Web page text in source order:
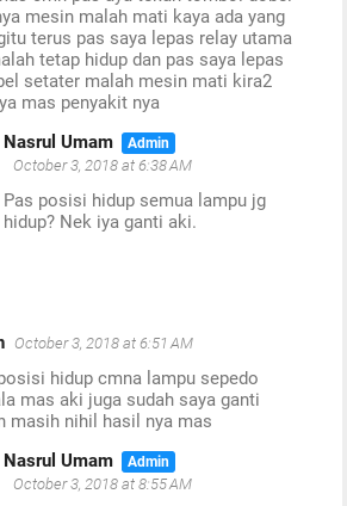
mesin malah mati kaya ada yang
terus pas saya lepas relay utama
tetap hidup dan pas saya lepas
setater malah mesin mati kira2
mas penyakit nya
Nasrul Umam
October 3, 2018 at 6:38 AM
Pas posisi hidup semua lampu jg
hidup? Nek iya ganti aki.
October 3, 2018 at 6:51 AM
hidup cmna lampu sepedo
mas aki juga sudah saya ganti
masih nihil hasil nya mas
Nasrul Umam
October 3, 2018 at 8:55 AM